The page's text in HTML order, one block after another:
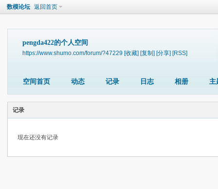
数模论坛 返回首页
pengda422的个人空间
https://www.shumo.com/forum/?47229 [收藏] [复制] [分享] [RSS]
空间首页 动态 记录 日志 相册 主
记录
现在还没有记录